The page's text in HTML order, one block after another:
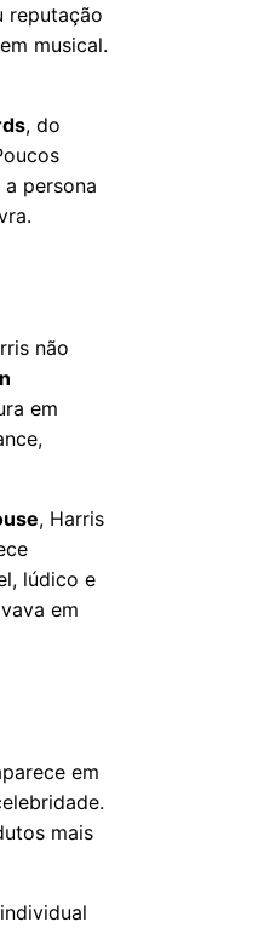
reputação
musical.
, do
persona
não
em
, Harris
lúdico e
em
em
mais